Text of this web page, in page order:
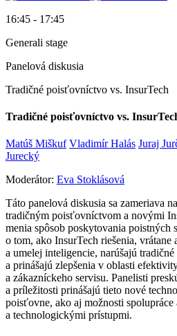
16:45 - 17:45
Generali stage
Panelová diskusia
Tradičné poisťovníctvo vs. InsurTech
Tradičné poisťovníctvo vs.
Matúš Miškuf Vladimír Halás Juraj
Jurecký
Moderátor: Eva Stoklásová
Táto panelová diskusia sa zameriava
tradičným poisťovníctvom a novými
menia spôsob poskytovania poistných
o tom, ako InsurTech riešenia, vrátane
a umelej inteligencie, narúšajú
a prinášajú zlepšenia v oblasti
a zákazníckeho servisu. Panelisti
a príležitosti prinášajú tieto nové
poisťovne, ako aj možnosti
a technologickými prístupmi.